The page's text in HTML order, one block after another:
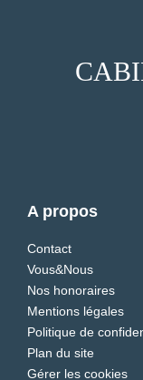
A propos
Contact
Vous&Nous
Nos honoraires
Mentions légales
Politique de
Plan du site
Gérer les cookies